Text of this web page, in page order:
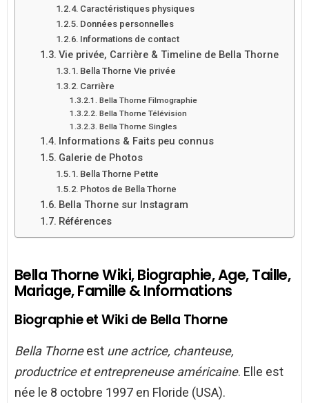
Caractéristiques physiques
Données personnelles
Informations de contact
Vie privée, Carrière & Timeline de Bella Thorne
Bella Thorne Vie privée
Carrière
Bella Thorne Filmographie
Bella Thorne Télévision
Bella Thorne Singles
Informations & Faits peu connus
Galerie de Photos
Bella Thorne Petite
Photos de Bella Thorne
Bella Thorne sur Instagram
Références
Bella Thorne Wiki, Biographie, Age, Taille,
Mariage, Famille & Informations
Biographie et Wiki de Bella Thorne
Bella Thorneest une actrice, chanteuse,
productrice et entrepreneuse américaine. Elle est
née le 8 octobre 1997 en Floride (USA).